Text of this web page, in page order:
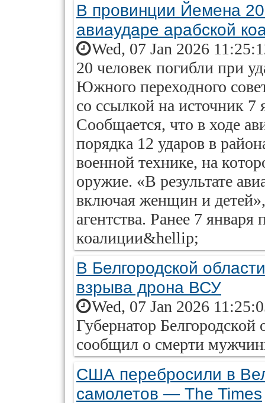
В провинции Йемена
авиаударе арабской
Wed, 07 Jan 2026
20 человек погибли при
Южного переходного
со ссылкой на источник
Сообщается, что в ходе
порядка 12 ударов в
военной технике, на
оружие. «В результате
включая женщин и
агентства. Ранее 7 января
коалиции&hellip;
В Белгородской
взрыва дрона ВСУ
Wed, 07 Jan 2026
Губернатор Белгородской
сообщил о смерти
США перебросили в
самолетов — The Times